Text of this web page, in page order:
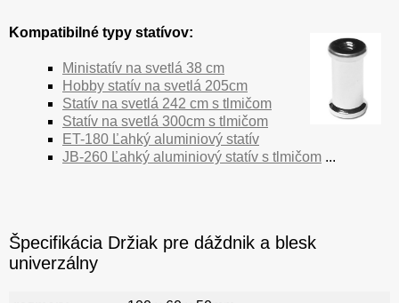
Kompatibilné typy statívov:
Ministatív na svetlá 38 cm
Hobby statív na svetlá 205cm
Statív na svetlá 242 cm s tlmičom
Statív na svetlá 300cm s tlmičom
ET-180 Ľahký aluminiový statív
JB-260 Ľahký aluminiový statív s tlmičom ...
Špecifikácia Držiak pre dáždnik a blesk
univerzálny